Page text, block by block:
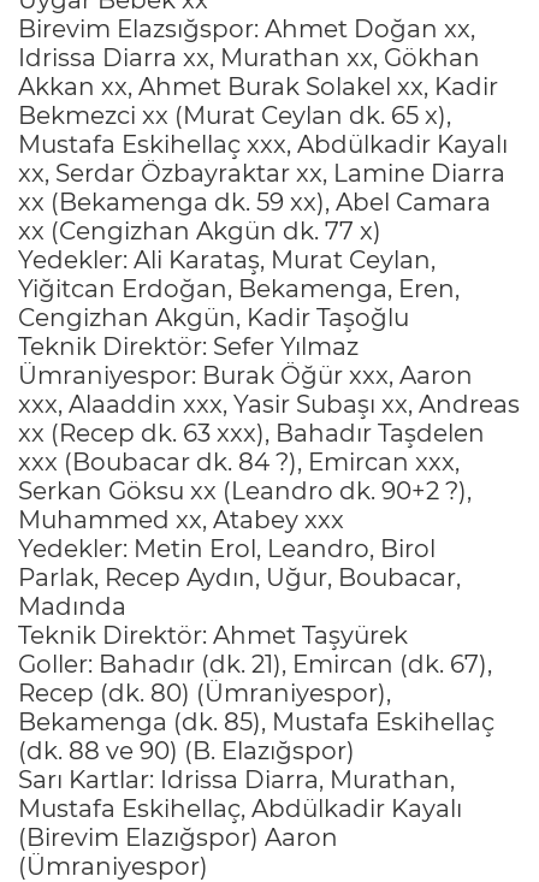
Birevim Elazsığspor: Ahmet Doğan xx,
Idrissa Diarra xx, Murathan xx, Gökhan
Akkan xx, Ahmet Burak Solakel xx, Kadir
Bekmezci xx (Murat Ceylan dk. 65 x),
Mustafa Eskihellaç xxx, Abdülkadir Kayalı
xx, Serdar Özbayraktar xx, Lamine Diarra
xx (Bekamenga dk. 59 xx), Abel Camara
xx (Cengizhan Akgün dk. 77 x)
Yedekler: Ali Karataş, Murat Ceylan,
Yiğitcan Erdoğan, Bekamenga, Eren,
Cengizhan Akgün, Kadir Taşoğlu
Teknik Direktör: Sefer Yılmaz
Ümraniyespor: Burak Öğür xxx, Aaron
xxx, Alaaddin xxx, Yasir Subaşı xx, Andreas
xx (Recep dk. 63 xxx), Bahadır Taşdelen
xxx (Boubacar dk. 84 ?), Emircan xxx,
Serkan Göksu xx (Leandro dk. 90+2 ?),
Muhammed xx, Atabey xxx
Yedekler: Metin Erol, Leandro, Birol
Parlak, Recep Aydın, Uğur, Boubacar,
Madında
Teknik Direktör: Ahmet Taşyürek
Goller: Bahadır (dk. 21), Emircan (dk. 67),
Recep (dk. 80) (Ümraniyespor),
Bekamenga (dk. 85), Mustafa Eskihellaç
(dk. 88 ve 90) (B. Elazığspor)
Sarı Kartlar: Idrissa Diarra, Murathan,
Mustafa Eskihellaç, Abdülkadir Kayalı
(Birevim Elazığspor) Aaron
(Ümraniyespor)